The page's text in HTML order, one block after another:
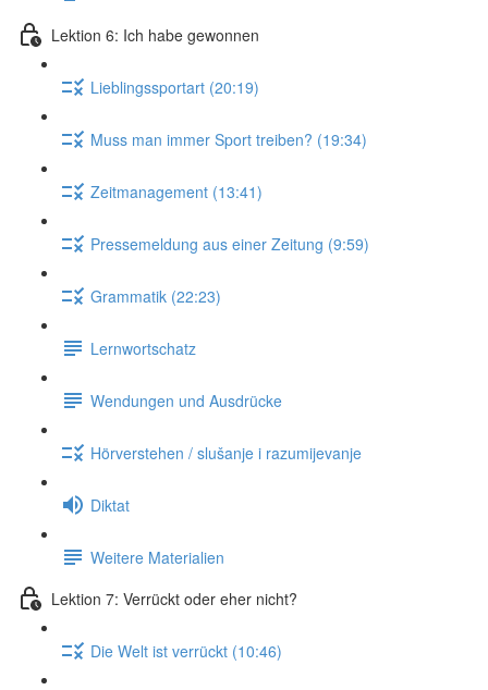
Lektion 6: Ich habe gewonnen
Lieblingssportart (20:19)
Muss man immer Sport treiben? (19:34)
Zeitmanagement (13:41)
Pressemeldung aus einer Zeitung (9:59)
Grammatik (22:23)
Lernwortschatz
Wendungen und Ausdrücke
Hörverstehen / slušanje i razumijevanje
Diktat
Weitere Materialien
Lektion 7: Verrückt oder eher nicht?
Die Welt ist verrückt (10:46)